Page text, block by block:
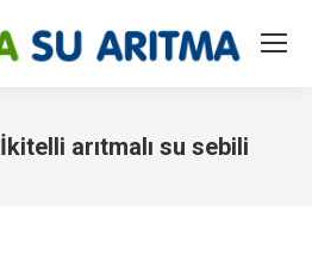
İkitelli arıtmalı su sebili